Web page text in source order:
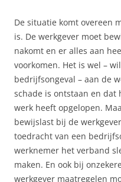
De situatie komt overeen
is. De werkgever moet
nakomt en er alles aan
voorkomen. Het is wel –
bedrijfsongeval – aan de
schade is ontstaan en
werk heeft opgelopen.
bewijslast bij de
toedracht van een
werknemer het verband
maken. En ook bij
werkgever maatregelen